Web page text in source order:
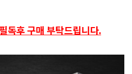
독후 구매 부탁드립니다.